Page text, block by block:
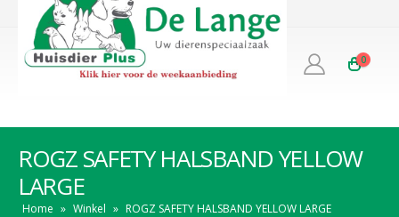
0
ROGZ SAFETY HALSBAND YELLOW
LARGE
Home » Winkel » ROGZ SAFETY HALSBAND YELLOW LARGE